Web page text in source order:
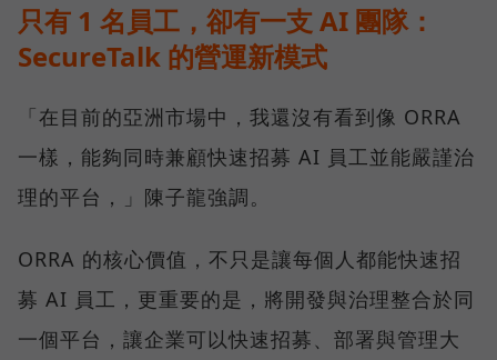
只有 1 名員工，卻有一支 AI 團隊：
SecureTalk 的營運新模式
「在目前的亞洲市場中，我還沒有看到像 ORRA
一樣，能夠同時兼顧快速招募 AI 員工並能嚴謹治
理的平台，」陳子龍強調。
ORRA 的核心價值，不只是讓每個人都能快速招
募 AI 員工，更重要的是，將開發與治理整合於同
一個平台，讓企業可以快速招募、部署與管理大